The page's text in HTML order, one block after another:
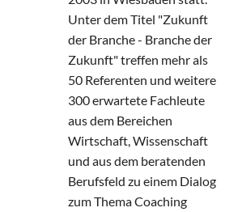
Unter dem Titel "Zukunft
der Branche - Branche der
Zukunft" treffen mehr als
50 Referenten und weitere
300 erwartete Fachleute
aus dem Bereichen
Wirtschaft, Wissenschaft
und aus dem beratenden
Berufsfeld zu einem Dialog
zum Thema Coaching